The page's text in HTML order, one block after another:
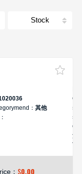
Stock
： 其他
滑
可
滑
： $0.00